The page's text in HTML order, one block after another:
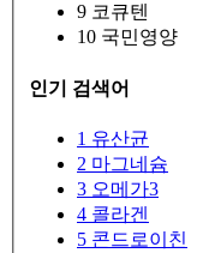
9 코큐텐
10 국민영양
인기 검색어
1 유산균
2 마그네슘
3 오메가3
4 콜라겐
5 콘드로이친